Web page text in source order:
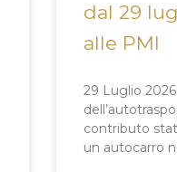
dal 29
alle PMI
29 Luglio
contributo
un autocarro